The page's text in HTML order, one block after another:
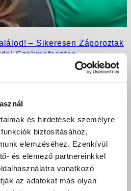
és hirdetések személyre
biztosításához,
elemzéséhez. Ezenkívül
és elemező partnereinkkel
vonatkozó
az adatokat más olyan
– Sikeresen Záporoztak
Szakmafeszten